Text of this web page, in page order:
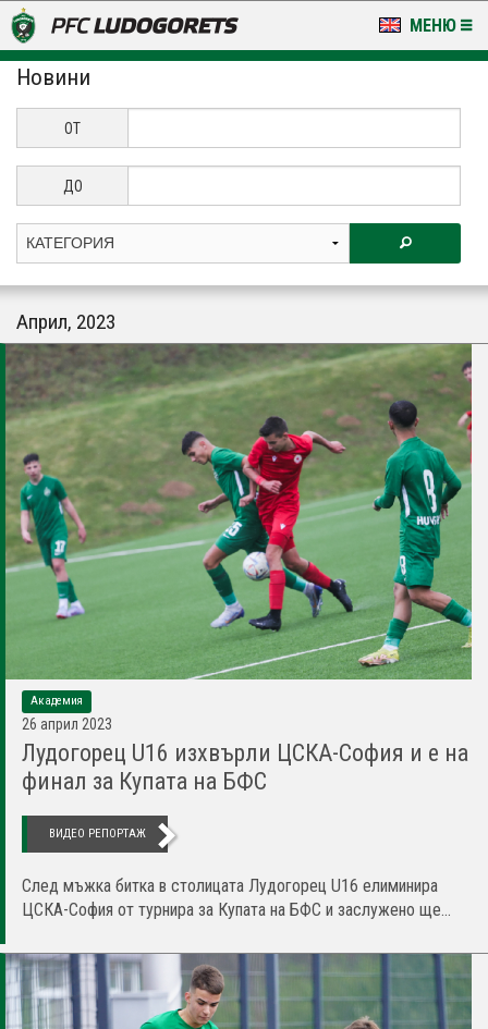
МЕНЮ
НОВИНИ & ГАЛЕРИИ
LUDOGORETS TV
СТАДИОН & БАЗИ
ЗА ФЕНОВЕ
Новини
ОТ
ДО
Април, 2023
Академия
26 април 2023
Лудогорец U16 изхвърли ЦСКА-София и е на
финал за Купата на БФС
ВИДЕО РЕПОРТАЖ
След мъжка битка в столицата Лудогорец U16 елиминира
ЦСКА-София от турнира за Купата на БФС и заслужено ще...